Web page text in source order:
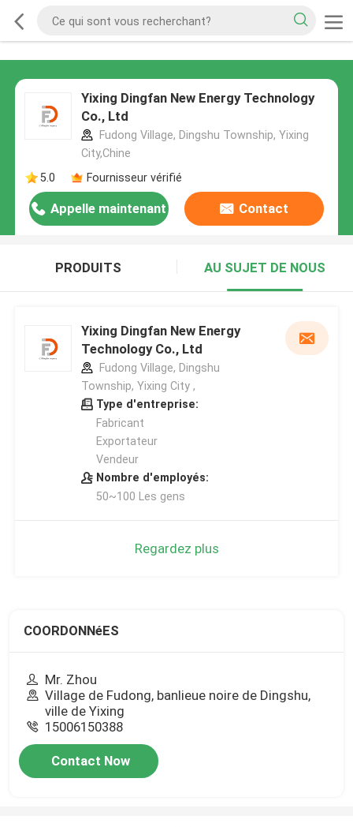
Yixing Dingfan New Energy Technology
Co., Ltd
Fudong Village, Dingshu Township, Yixing
City,Chine
5.0
Fournisseur vérifié
Appelle maintenant Contact
PRODUITS AU SUJET DE NOUS
Yixing Dingfan New Energy
Technology Co., Ltd
Fudong Village, Dingshu
Township, Yixing City ,
Type d'entreprise:
Fabricant
Exportateur
Vendeur
Nombre d'employés:
50~100 Les gens
Regardez plus
COORDONNéES
Mr. Zhou
Village de Fudong, banlieue noire de Dingshu,
ville de Yixing
15006150388
Contact Now